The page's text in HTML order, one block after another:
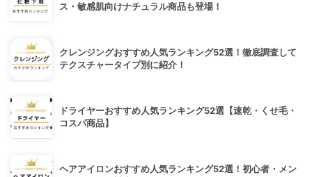
ス・敏感肌向けナチュラル商品も登場！
クレンジングおすすめ人気ランキング52選！徹底調査して
テクスチャータイプ別に紹介！
ドライヤーおすすめ人気ランキング52選【速乾・くせ毛・
コスパ商品】
ヘアアイロンおすすめ人気ランキング52選！初心者・メン